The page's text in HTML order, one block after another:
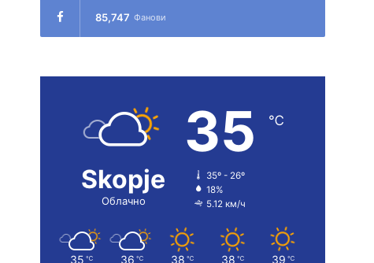
85,747 Фанови
Skopje
Облачно
35 ℃
35º - 26º
18%
5.12 км/ч
35 ℃ 36 ℃ 38 ℃ 38 ℃ 39 ℃